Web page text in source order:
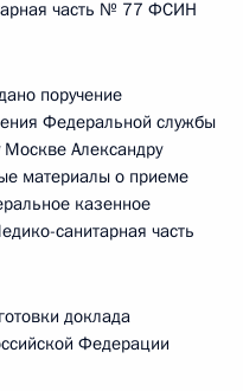
часть № 77 ФСИН
поручение
Федеральной службы
Москве Александру
материалы о приеме
казенное
санитарная часть
доклада
Федерации